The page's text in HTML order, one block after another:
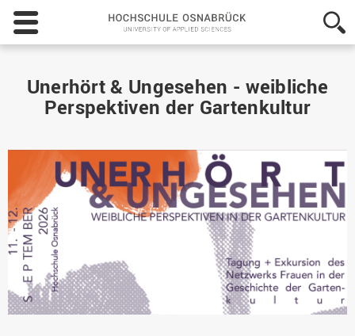
Hochschule
Osnabrück
-
of
Applied
Sciences
Unerhört & Ungesehen - weibliche
Perspektiven der Gartenkultur